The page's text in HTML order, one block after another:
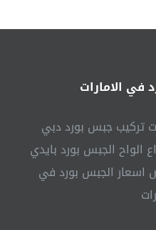
|0541307088|
في الامارات
تركيب جبس بورد دبي
الواح الجبس بورد بايدي
اسعار الجبس بورد في